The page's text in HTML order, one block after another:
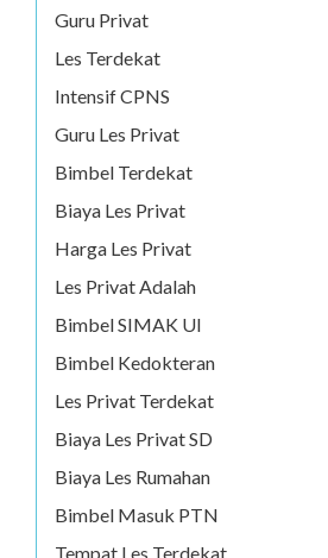
Guru Privat
Les Terdekat
Intensif CPNS
Guru Les Privat
Bimbel Terdekat
Biaya Les Privat
Harga Les Privat
Les Privat Adalah
Bimbel SIMAK UI
Bimbel Kedokteran
Les Privat Terdekat
Biaya Les Privat SD
Biaya Les Rumahan
Bimbel Masuk PTN
Tempat Les Terdekat